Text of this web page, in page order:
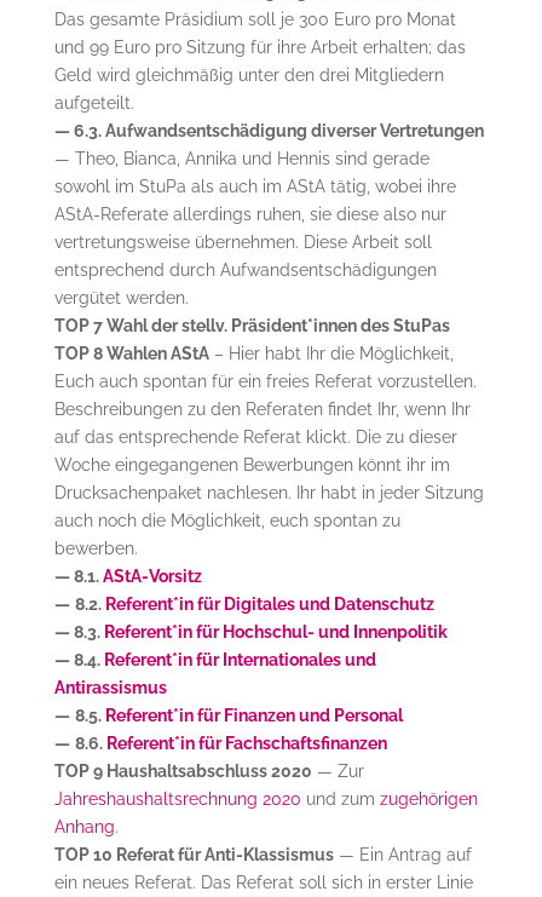
Das gesamte Präsidium soll je 300 Euro pro Monat
und 99 Euro pro Sitzung für ihre Arbeit erhalten; das
Geld wird gleichmäßig unter den drei Mitgliedern
aufgeteilt.
— 6.3. Aufwandsentschädigung diverser Vertretungen
— Theo, Bianca, Annika und Hennis sind gerade
sowohl im StuPa als auch im AStA tätig, wobei ihre
AStA-Referate allerdings ruhen, sie diese also nur
vertretungsweise übernehmen. Diese Arbeit soll
entsprechend durch Aufwandsentschädigungen
vergütet werden.
TOP 7 Wahl der stellv. Präsident*innen des StuPas
TOP 8 Wahlen AStA– Hier habt Ihr die Möglichkeit,
Euch auch spontan für ein freies Referat vorzustellen.
Beschreibungen zu den Referaten findet Ihr, wenn Ihr
auf das entsprechende Referat klickt. Die zu dieser
Woche eingegangenen Bewerbungen könnt ihr im
Drucksachenpaket nachlesen. Ihr habt in jeder Sitzung
auch noch die Möglichkeit, euch spontan zu
bewerben.
— 8.1.AStA-Vorsitz
— 8.2. Referent*in für Digitales und Datenschutz
— 8.3. Referent*in für Hochschul- und Innenpolitik
— 8.4. Referent*in für Internationales und
Antirassismus
— 8.5. Referent*in für Finanzen und Personal
— 8.6. Referent*in für Fachschaftsfinanzen
TOP 9 Haushaltsabschluss 2020 — Zur
Jahreshaushaltsrechnung 2020 und zum zugehörigen
Anhang.
TOP 10 Referat für Anti-Klassismus— Ein Antrag auf
ein neues Referat. Das Referat soll sich in erster Linie